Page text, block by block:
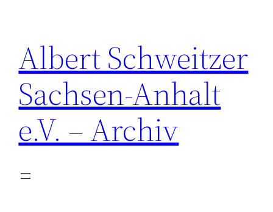
springen
Albert Schweitzer
Sachsen-Anhalt
e.V. – Archiv